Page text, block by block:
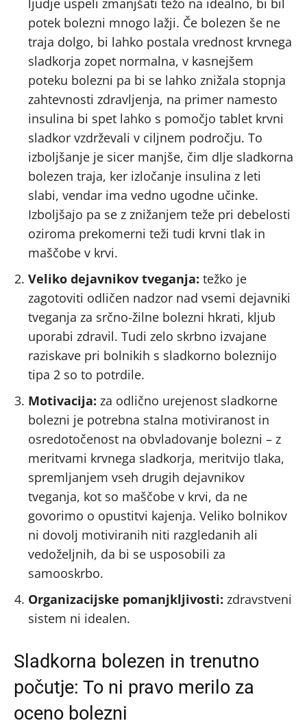
ljudje uspeli zmanjšati težo na idealno, bi bil
potek bolezni mnogo lažji. Če bolezen še ne
traja dolgo, bi lahko postala vrednost krvnega
sladkorja zopet normalna, v kasnejšem
poteku bolezni pa bi se lahko znižala stopnja
zahtevnosti zdravljenja, na primer namesto
insulina bi spet lahko s pomočjo tablet krvni
sladkor vzdrževali v ciljnem področju. To
izboljšanje je sicer manjše, čim dlje sladkorna
bolezen traja, ker izločanje insulina z leti
slabi, vendar ima vedno ugodne učinke.
Izboljšajo pa se z znižanjem teže pri debelosti
oziroma prekomerni teži tudi krvni tlak in
maščobe v krvi.
Veliko dejavnikov tveganja: težko je
zagotoviti odličen nadzor nad vsemi dejavniki
tveganja za srčno-žilne bolezni hkrati, kljub
uporabi zdravil. Tudi zelo skrbno izvajane
raziskave pri bolnikih s sladkorno boleznijo
tipa 2 so to potrdile.
Motivacija: za odlično urejenost sladkorne
bolezni je potrebna stalna motiviranost in
osredotočenost na obvladovanje bolezni – z
meritvami krvnega sladkorja, meritvijo tlaka,
spremljanjem vseh drugih dejavnikov
tveganja, kot so maščobe v krvi, da ne
govorimo o opustitvi kajenja. Veliko bolnikov
ni dovolj motiviranih niti razgledanih ali
vedoželjnih, da bi se usposobili za
samooskrbo.
Organizacijske pomanjkljivosti: zdravstveni
sistem ni idealen.
Sladkorna bolezen in trenutno
počutje: To ni pravo merilo za
oceno bolezni